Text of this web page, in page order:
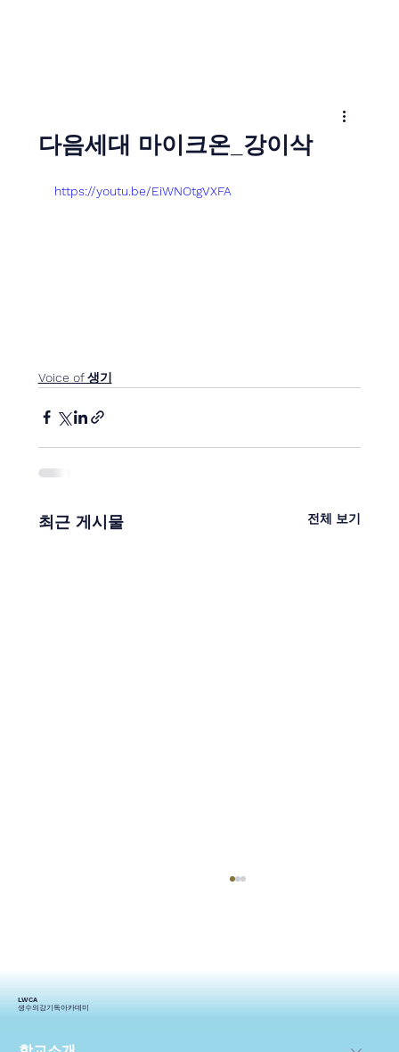
다음세대 마이크온_강이삭
https://youtu.be/EiWNOtgVXFA
Voice of 생기
최근 게시물 전체 보기
LWCA
생수의강기독아카데미